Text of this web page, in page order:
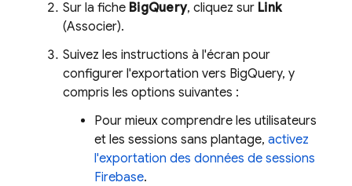
Sur la fiche BigQuery, cliquez sur Link
(Associer).
Suivez les instructions à l'écran pour
configurer l'exportation vers BigQuery, y
compris les options suivantes :
Pour mieux comprendre les utilisateurs
et les sessions sans plantage, activez
l'exportation des données de sessions
Firebase.